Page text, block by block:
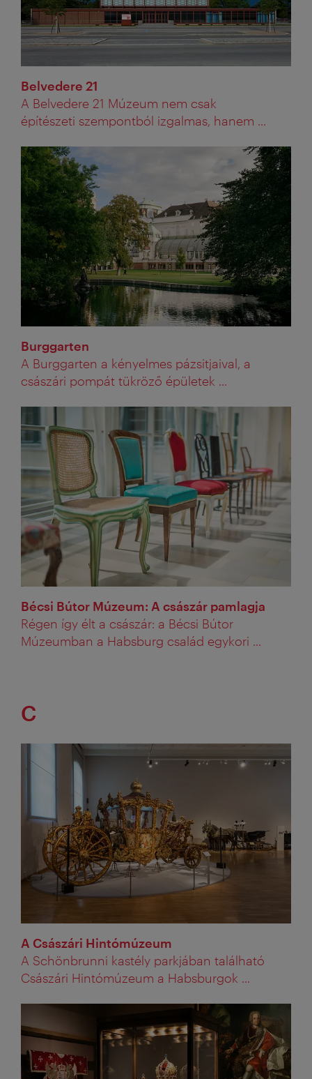
Belvedere 21
A Belvedere 21 Múzeum nem csak
építészeti szempontból izgalmas, hanem ...
Burggarten
A Burggarten a kényelmes pázsitjaival, a
császári pompát tükröző épületek ...
Bécsi Bútor Múzeum: A császár pamlagja
Régen így élt a császár: a Bécsi Bútor
Múzeumban a Habsburg család egykori ...
C
A Császári Hintómúzeum
A Schönbrunni kastély parkjában található
Császári Hintómúzeum a Habsburgok ...